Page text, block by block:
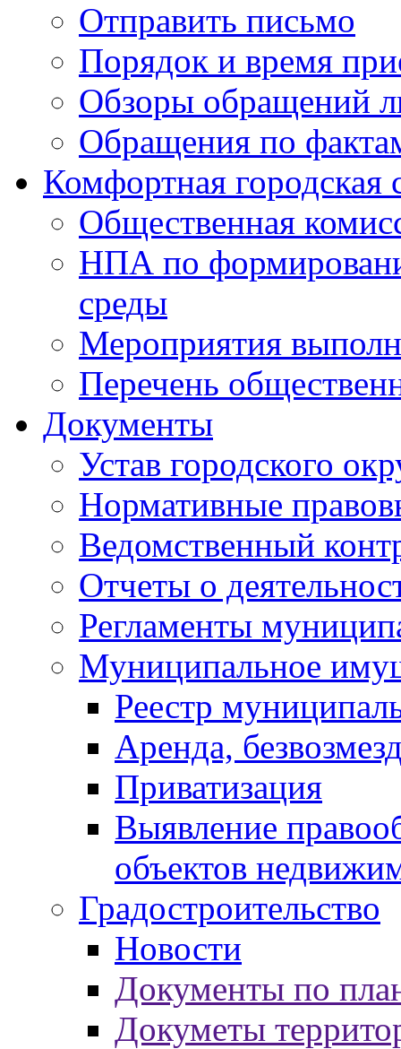
Отправить письмо
Порядок и время
Обзоры обращений
Обращения по
Комфортная городская
Общественная
НПА по
среды
Мероприятия
Перечень
Документы
Устав городского
Нормативные
Ведомственный
Отчеты о
Регламенты
Муниципальное
Реестр
Аренда,
Приватизация
Выявление
объектов
Градостроительство
Новости
Документы по
Докуметы